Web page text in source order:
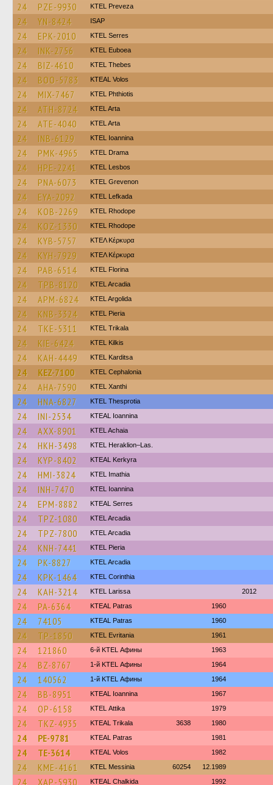
24 PZE-9930 KTEL Preveza
24 YN-8424 ISAP
24 EPK-2010 KTEL Serres
24 INK-2756 ΚΤΕL Euboea
24 BIZ-4610 KTEL Thebes
24 BOO-5783 KTEAL Volos
24 MIX-7467 ΚΤΕL Phthiotis
24 ATH-8724 KTEL Arta
24 ATE-4040 KTEL Arta
24 INB-6129 KTEL Ioannina
24 PMK-4965 KTEL Drama
24 HPE-2241 KTEL Lesbos
24 PNA-6073 ΚΤΕL Grevenon
24 EYA-2092 KTEL Lefkada
24 KOB-2269 KTEL Rhodope
24 KOZ-1330 KTEL Rhodope
24 KYB-5757 ΚΤΕΛ Κέρκυρα
24 KYH-7929 ΚΤΕΛ Κέρκυρα
24 PAB-6514 KTEL Florina
24 TPB-8120 KTEL Arcadia
24 APM-6824 KTEL Argolida
24 KNB-3324 KTEL Pieria
24 TKE-5311 ΚΤΕL Τrikala
24 KIE-6424 KTEL Kilkis
24 KAH-4449 ΚΤΕL Karditsa
24 KEZ-7100 KTEL Cephalonia
24 AHA-7590 KTEL Xanthi
24 HNA-6827 KTEL Thesprotia
24 INI-2534 KTEAL Ioannina
24 AXX-8901 KTEL Achaia
24 HKH-3498 KTEL Heraklion–Las.
24 KYP-8402 KTEAL Kerkyra
24 HMI-3824 KTEL Imathia
24 INH-7470 KTEL Ioannina
24 EPM-8882 KTEAL Serres
24 TPZ-1080 KTEL Arcadia
24 TPZ-7800 KTEL Arcadia
24 KNH-7441 KTEL Pieria
24 PK-8827 KTEL Arcadia
24 KPK-1464 KTEL Corinthia
24 KAH-3214 KTEL Larissa 2012
24 PA-6364 KTEAL Patras 1960
24 74105 KTEAL Patras 1960
24 TP-1850 ΚΤΕL Evritania 1961
24 121860 6-й KTEL Афины 1963
24 BZ-8767 1-й KTEL Афины 1964
24 140562 1-й KTEL Афины 1964
24 BB-8951 KTEAL Ioannina 1967
24 OP-6158 KΤΕL Αttika 1979
24 TKZ-4935 KTEAL Trikala 3638 1980
24 PE-9781 KTEAL Patras 1981
24 TE-3614 KTEAL Volos 1982
24 KME-4161 KTEL Messinia 60254 12.1989
24 XAP-5930 KTEAL Chalkida 1992